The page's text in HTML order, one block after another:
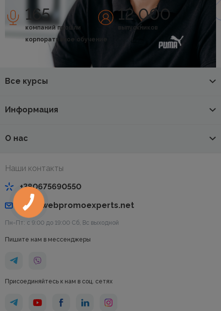
165
компаний прошли
корпоративное обучение
12 000
выпускников
Все курсы
Информация
О нас
Наши контакты
+380675690550
info@webpromoexperts.net
Пн-Пт: с 9:00 до 19:00 Cб, Вс выходной
Пишите нам в мессенджеры
Присоединяйтесь к нам в соц. сетях